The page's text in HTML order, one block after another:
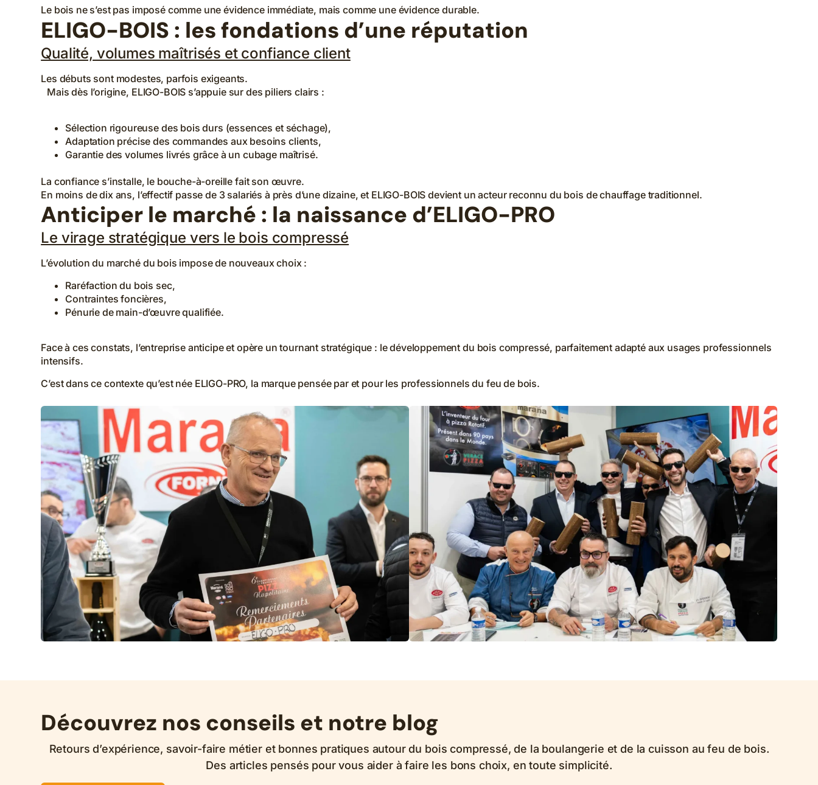
Le bois ne s’est pas imposé comme une évidence immédiate, mais comme une évidence durable.
ELIGO-BOIS : les fondations d’une réputation
Qualité, volumes maîtrisés et confiance client
Les débuts sont modestes, parfois exigeants.
Mais dès l’origine, ELIGO-BOIS s’appuie sur des piliers clairs :
Sélection rigoureuse des bois durs (essences et séchage),
Adaptation précise des commandes aux besoins clients,
Garantie des volumes livrés grâce à un cubage maîtrisé.
La confiance s’installe, le bouche-à-oreille fait son œuvre.
En moins de dix ans, l’effectif passe de 3 salariés à près d’une dizaine, et ELIGO-BOIS devient un acteur reconnu du bois de chauffage traditionnel.
Anticiper le marché : la naissance d’ELIGO-PRO
Le virage stratégique vers le bois compressé
L’évolution du marché du bois impose de nouveaux choix :
Raréfaction du bois sec,
Contraintes foncières,
Pénurie de main-d’œuvre qualifiée.
Face à ces constats, l’entreprise anticipe et opère un tournant stratégique : le développement du bois compressé, parfaitement adapté aux usages professionnels
intensifs.
C’est dans ce contexte qu’est née ELIGO-PRO, la marque pensée par et pour les professionnels du feu de bois.
Découvrez nos conseils et notre blog
Retours d’expérience, savoir-faire métier et bonnes pratiques autour du bois compressé, de la boulangerie et de la cuisson au feu de bois.
Des articles pensés pour vous aider à faire les bons choix, en toute simplicité.